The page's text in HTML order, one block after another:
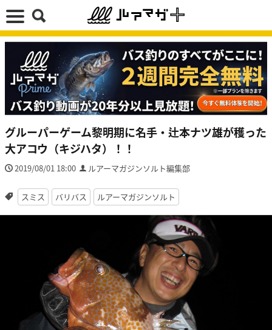
グルーパーゲーム黎明期に名手・辻本ナツ雄が穫った
大アコウ（キジハタ）！！
2019/08/01 18:00 ルアーマガジンソルト編集部
スミス バリバス ルアーマガジンソルト